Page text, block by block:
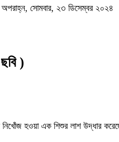
সোমবার, ২৩ ডিসেম্বর ২০২৪
)
নিখোঁজ হওয়া এক শিশুর লাশ উদ্ধার